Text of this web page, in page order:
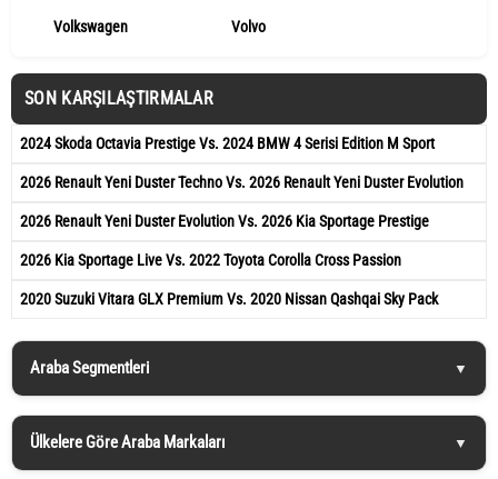
Volkswagen Volvo
SON KARŞILAŞTIRMALAR
2024 Skoda Octavia Prestige Vs. 2024 BMW 4 Serisi Edition M Sport
2026 Renault Yeni Duster Techno Vs. 2026 Renault Yeni Duster Evolution
2026 Renault Yeni Duster Evolution Vs. 2026 Kia Sportage Prestige
2026 Kia Sportage Live Vs. 2022 Toyota Corolla Cross Passion
2020 Suzuki Vitara GLX Premium Vs. 2020 Nissan Qashqai Sky Pack
Araba Segmentleri
Ülkelere Göre Araba Markaları